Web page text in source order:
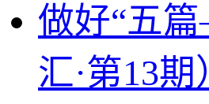
做好“五
汇·第13期